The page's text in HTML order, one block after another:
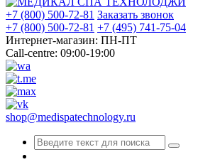
+7 (800) 500-72-81 Заказать звонок
+7 (800) 500-72-81 +7 (495) 741-75-04
Интернет-магазин: ПН-ПТ
Call-centre: 09:00-19:00
shop@medispatechnology.ru